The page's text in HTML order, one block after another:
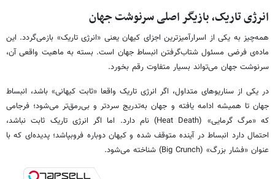
انرژی تاریک، بازیگر اصلی سرنوشت جهان
همه‌چیز به یکی از اسرارآمیزترین اجزای کیهان یعنی «انرژی تاریک» بازمی‌گردد. این
ماده‌ی فرضی مسئول شتاب‌گرفتن انبساط جهان است. بسته به ماهیت واقعی آن،
سرنوشت جهان می‌تواند بسیار متفاوت رقم بخورد.
در یکی از سناریوهای متداول، اگر انرژی تاریک واقعا «ثابت کیهانی» باشد، انبساط
جهان تا همیشه ادامه یافته و جهان به‌تدریج سردتر و بی‌رمق‌تر می‌شود؛ فرجامی
که «مرگ گرمایی» (Heat Death) نام دارد. اما اگر انرژی تاریک ثابت نباشد،
احتمال دارد انبساط در آینده متوقف شده و کیهان دوباره فروبپاشد؛ پدیده‌ای که با
عنوان «فشار بزرگ» (Big Crunch) شناخته می‌شود.